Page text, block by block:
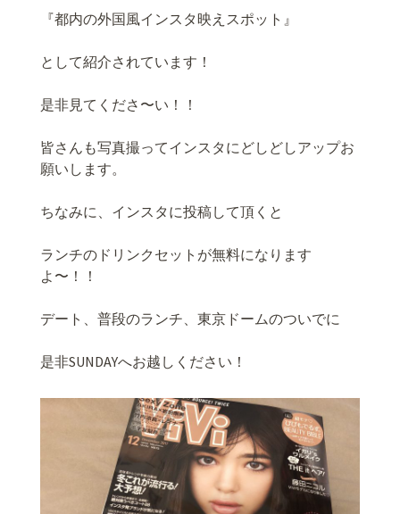
『都内の外国風インスタ映えスポット』
として紹介されています！
是非見てくださ〜い！！
皆さんも写真撮ってインスタにどしどしアップお
願いします。
ちなみに、インスタに投稿して頂くと
ランチのドリンクセットが無料になります
よ〜！！
デート、普段のランチ、東京ドームのついでに
是非SUNDAYへお越しください！